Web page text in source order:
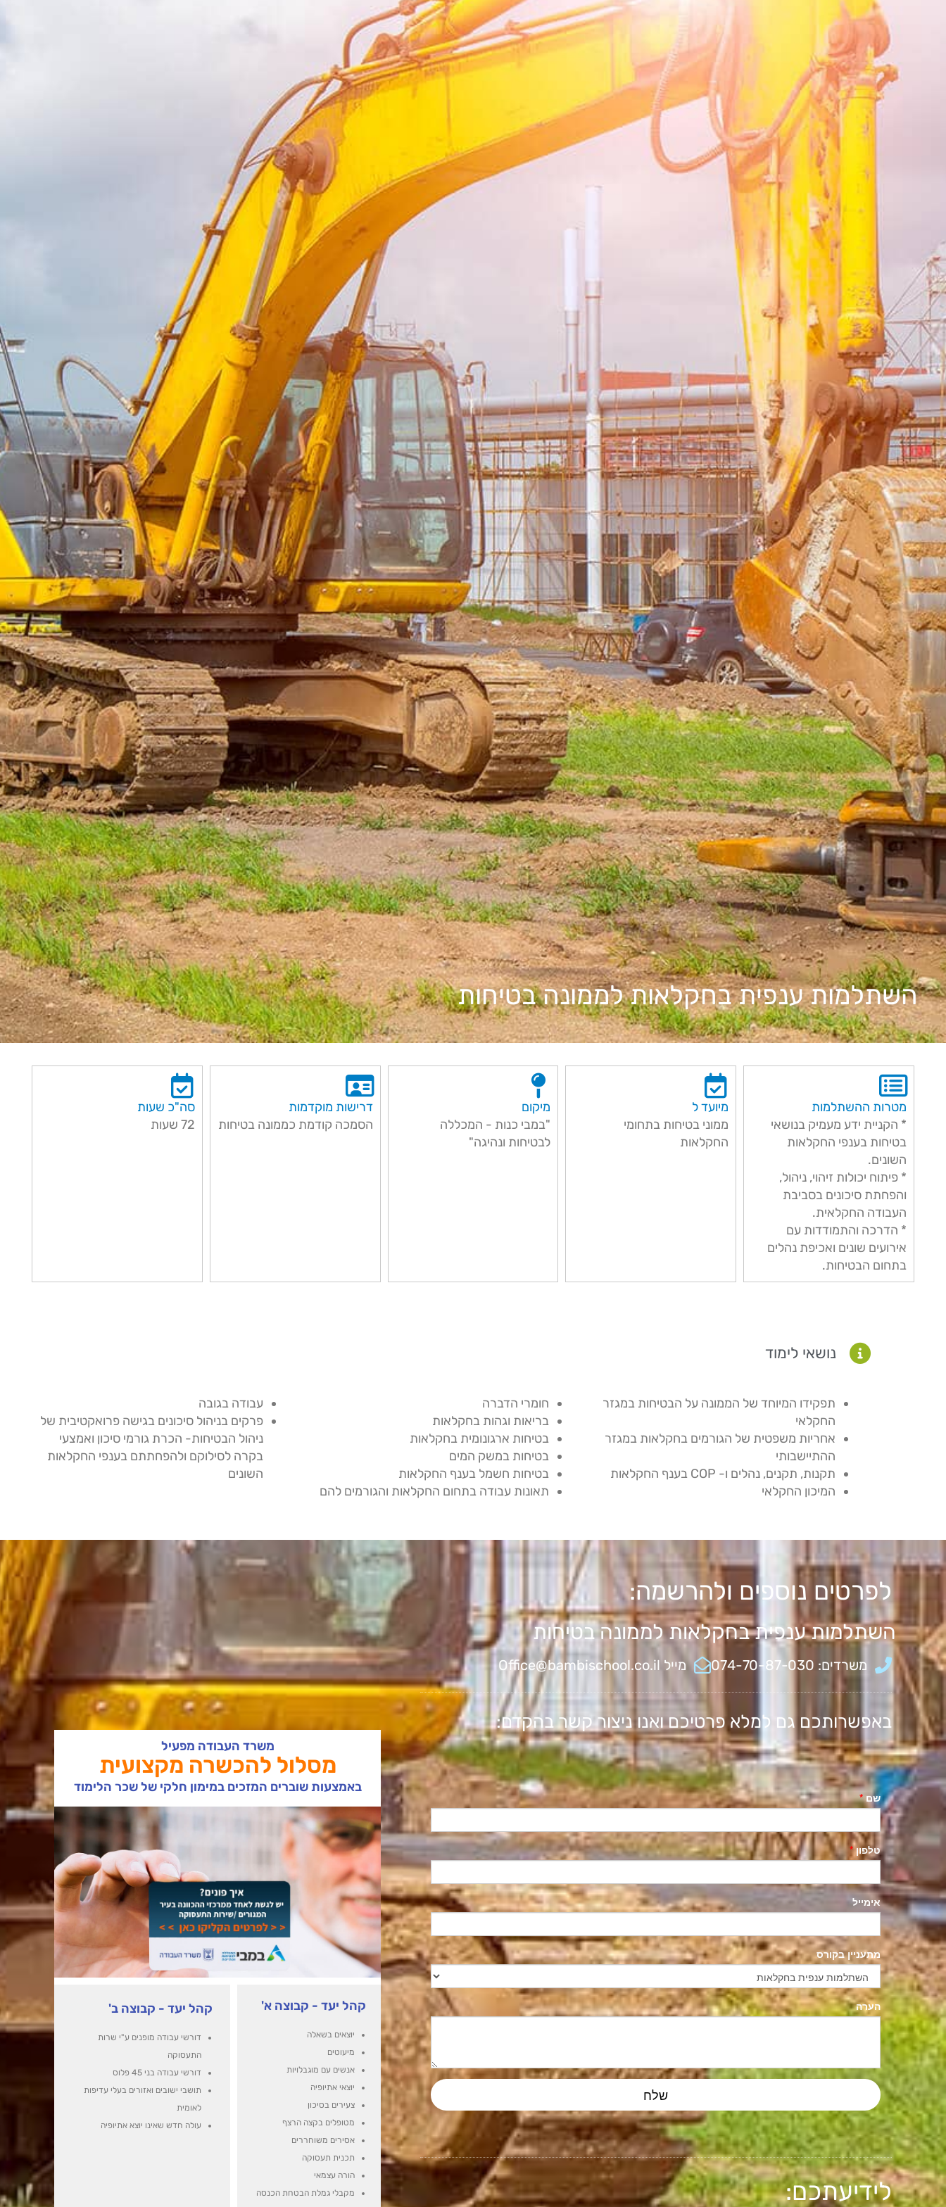
השתלמות ענפית בחקלאות לממונה בטיחות
מטרות ההשתלמות
* הקניית ידע מעמיק בנושאי
בטיחות בענפי החקלאות
השונים.
* פיתוח יכולות זיהוי, ניהול,
והפחתת סיכונים בסביבת
העבודה החקלאית.
* הדרכה והתמודדות עם
אירועים שונים ואכיפת נהלים
בתחום הבטיחות.
מיועד ל
ממוני בטיחות בתחומי
החקלאות
מיקום
"במבי כנות - המכללה
לבטיחות ונהיגה"
דרישות מוקדמות
הסמכה קודמת כממונה בטיחות
סה"כ שעות
72 שעות
נושאי לימוד
תפקידו המיוחד של הממונה על הבטיחות במגזר
החקלאי
אחריות משפטית של הגורמים בחקלאות במגזר
ההתיישבותי
תקנות, תקנים, נהלים ו- COP בענף החקלאות
המיכון החקלאי
חומרי הדברה
בריאות וגהות בחקלאות
בטיחות ארגונומית בחקלאות
בטיחות במשק המים
בטיחות חשמל בענף החקלאות
תאונות עבודה בתחום החקלאות והגורמים להם
עבודה בגובה
פרקים בניהול סיכונים בגישה פרואקטיבית של
ניהול הבטיחות- הכרת גורמי סיכון ואמצעי
בקרה לסילוקם ולהפחתתם בענפי החקלאות
השונים
לפרטים נוספים ולהרשמה:
השתלמות ענפית בחקלאות לממונה בטיחות
משרדים: 074-70-87-030 מייל Office@bambischool.co.il
באפשרותכם גם למלא פרטיכם ואנו ניצור קשר בהקדם:
לידיעתכם:
משרד העבודה מפעיל
מסלול להכשרה מקצועית
באמצעות שוברים המזכים במימון חלקי של שכר הלימוד
קהל יעד - קבוצה א'
יוצאים בשאלה
מיעוטים
אנשים עם מוגבלויות
יוצאי אתיופיה
צעירים בסיכון
מטופלים בקצה הרצף
אסירים משוחררים
תכנית תעסוקה
הורה עצמאי
מקבלי גמלת הבטחת הכנסה
קהל יעד - קבוצה ב'
דורשי עבודה מופנים ע"י שרות
התעסוקה
דורשי עבודה בני 45 פלוס
תושבי ישובים ואזורים בעלי עדיפות
לאומית
עולה חדש שאינו יוצא אתיופיה